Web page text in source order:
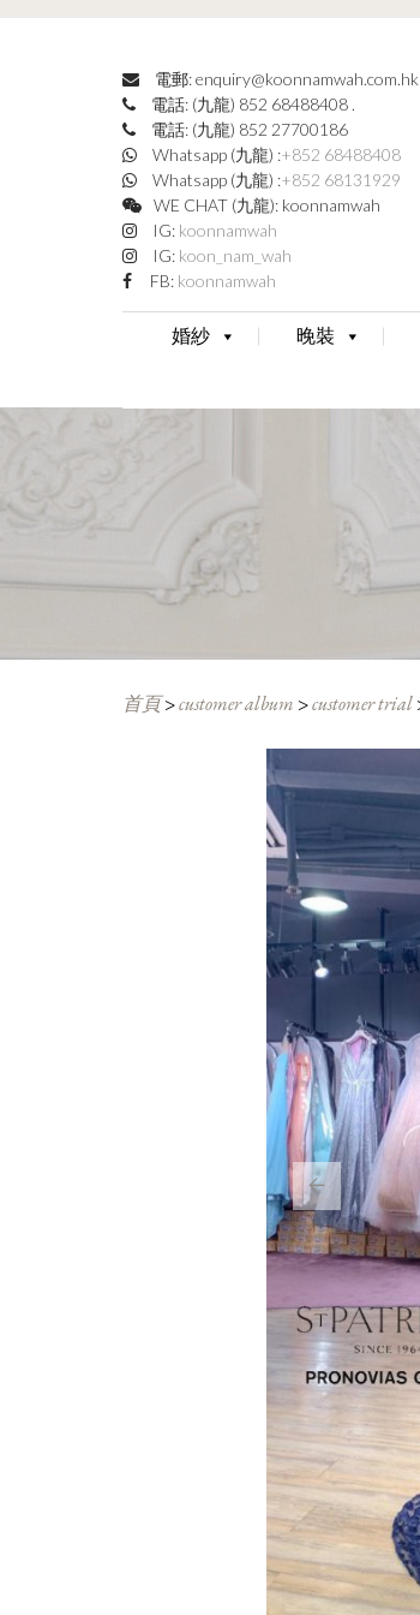
電郵: enquiry@koonnamwah.com.hk
電話: (九龍) 852 68488408 .
電話: (九龍) 852 27700186
Whatsapp (九龍) :+852 68488408
Whatsapp (九龍) :+852 68131929
WE CHAT (九龍): koonnamwah
IG: koonnamwah
IG: koon_nam_wah
FB: koonnamwah
婚紗 晚裝
首頁>customer album >customer trial